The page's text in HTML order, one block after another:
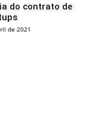
do contrato de
de 2021